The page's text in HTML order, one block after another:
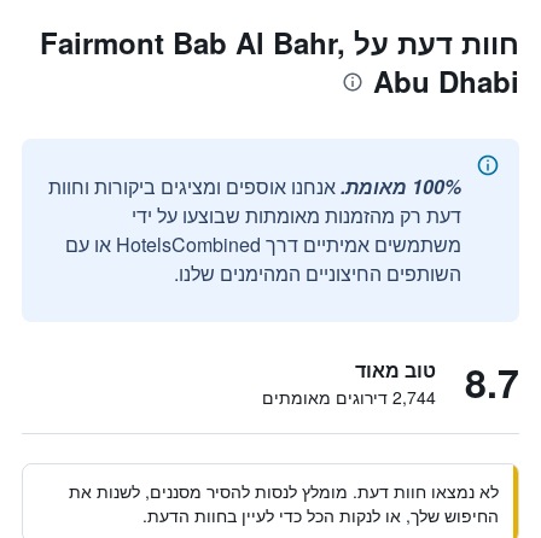
חוות דעת על Fairmont Bab Al Bahr,
Abu Dhabi
100% מאומת.
אנחנו אוספים ומציגים ביקורות וחוות
דעת רק מהזמנות מאומתות שבוצעו על ידי
משתמשים אמיתיים דרך HotelsCombined או עם
השותפים החיצוניים המהימנים שלנו.
8.7 טוב מאוד
2,744 דירוגים מאומתים
לא נמצאו חוות דעת. מומלץ לנסות להסיר מסננים, לשנות את
החיפוש שלך, או לנקות הכל כדי לעיין בחוות הדעת.